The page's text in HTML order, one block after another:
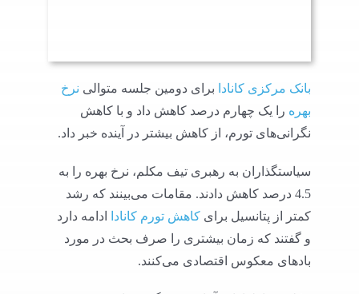
بانک مرکزی کانادا برای دومین جلسه متوالی نرخ
بهره را یک چهارم درصد کاهش داد و با کاهش
نگرانی‌های تورم، از کاهش بیشتر در آینده خبر داد.
سیاستگذاران به رهبری تیف مکلم، نرخ بهره را به
4.5 درصد کاهش دادند. مقامات می‌بینند که رشد
کمتر از پتانسیل برای کاهش تورم کانادا
ادامه دارد
و گفتند که زمان بیشتری را صرف بحث در مورد
بادهای معکوس اقتصادی می‌کنند.